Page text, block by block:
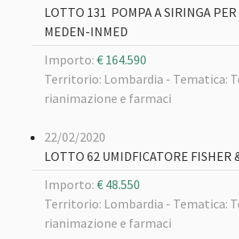
LOTTO 131 POMPA A SIRINGA
MEDEN-INMED
Importo: € 164.590
Territorio: Lombardia - Tematica:
rianimazione e farmaci
22/02/2020
LOTTO 62 UMIDFICATORE FISHER
Importo: € 48.550
Territorio: Lombardia - Tematica:
rianimazione e farmaci